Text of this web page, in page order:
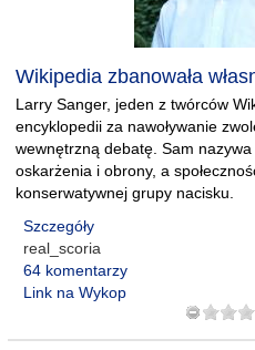
Wikipedia zbanowała
Larry Sanger, jeden z twórców
encyklopedii za nawoływanie
wewnętrzną debatę. Sam
oskarżenia i obrony, a
konserwatywnej grupy nacisku.
Szczegóły
real_scoria
64 komentarzy
Link na Wykop